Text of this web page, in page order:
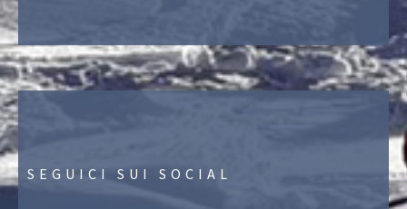
SEGUICI SUI SOCIAL